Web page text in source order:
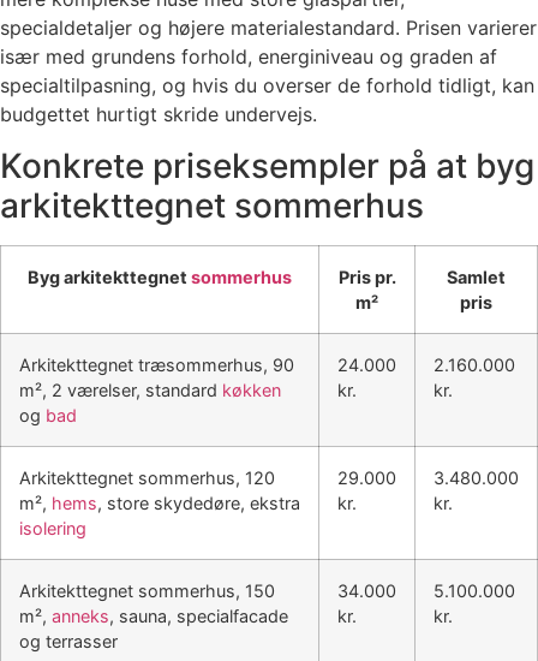
specialdetaljer og højere materialestandard. Prisen varierer
især med grundens forhold, energiniveau og graden af
specialtilpasning, og hvis du overser de forhold tidligt, kan
budgettet hurtigt skride undervejs.
Konkrete priseksempler på at byg
arkitekttegnet sommerhus
Byg arkitekttegnet sommerhus
Pris pr.
m²
Samlet
pris
Arkitekttegnet træsommerhus, 90
m², 2 værelser, standard køkken
og bad
24.000
kr.
2.160.000
kr.
Arkitekttegnet sommerhus, 120
m², hems, store skydedøre, ekstra
isolering
29.000
kr.
3.480.000
kr.
Arkitekttegnet sommerhus, 150
m², anneks, sauna, specialfacade
og terrasser
34.000
kr.
5.100.000
kr.